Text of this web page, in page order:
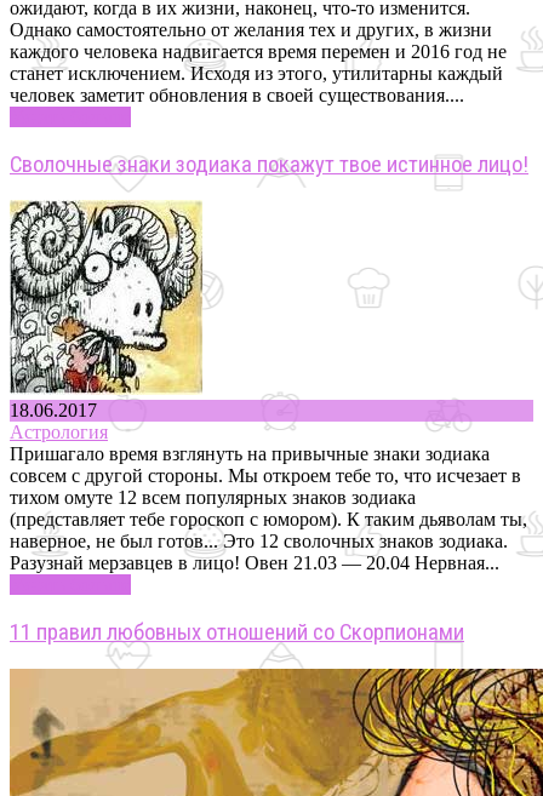
ожидают, когда в их жизни, наконец, что-то изменится.
Однако самостоятельно от желания тех и других, в жизни
каждого человека надвигается время перемен и 2016 год не
станет исключением. Исходя из этого, утилитарны каждый
человек заметит обновления в своей существования....
Сволочные знаки зодиака покажут твое истинное лицо!
18.06.2017
Астрология
Пришагало время взглянуть на привычные знаки зодиака
совсем с другой стороны. Мы откроем тебе то, что исчезает в
тихом омуте 12 всем популярных знаков зодиака
(представляет тебе гороскоп с юмором). К таким дьяволам ты,
наверное, не был готов... Это 12 сволочных знаков зодиака.
Разузнай мерзавцев в лицо! Овен 21.03 — 20.04 Нервная...
11 правил любовных отношений со Скорпионами